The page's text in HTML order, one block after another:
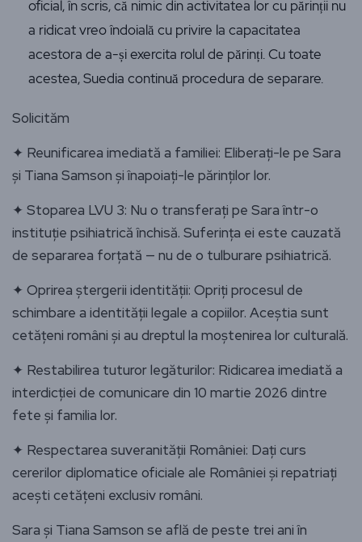
oficial, în scris, că nimic din activitatea lor cu părinții nu
a ridicat vreo îndoială cu privire la capacitatea
acestora de a-și exercita rolul de părinți. Cu toate
acestea, Suedia continuă procedura de separare.
Solicităm
✦ Reunificarea imediată a familiei: Eliberați-le pe Sara
și Tiana Samson și înapoiați-le părinților lor.
✦ Stoparea LVU 3: Nu o transferați pe Sara într-o
instituție psihiatrică închisă. Suferința ei este cauzată
de separarea forțată — nu de o tulburare psihiatrică.
✦ Oprirea ștergerii identității: Opriți procesul de
schimbare a identității legale a copiilor. Aceștia sunt
cetățeni români și au dreptul la moștenirea lor culturală.
✦ Restabilirea tuturor legăturilor: Ridicarea imediată a
interdicției de comunicare din 10 martie 2026 dintre
fete și familia lor.
✦ Respectarea suveranității României: Dați curs
cererilor diplomatice oficiale ale României și repatriați
acești cetățeni exclusiv români.
Sara și Tiana Samson se află de peste trei ani în